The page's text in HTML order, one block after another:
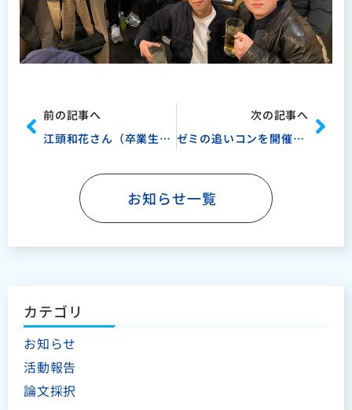
Prev
前の記事へ
江頭和花さん（卒業生）の論文が掲載されました！
次の記事へ
ゼミの追いコンを開催しました！
お知らせ一覧
カテゴリ
お知らせ
活動報告
論文採択